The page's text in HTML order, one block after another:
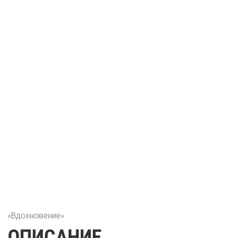
«Вдохновение»